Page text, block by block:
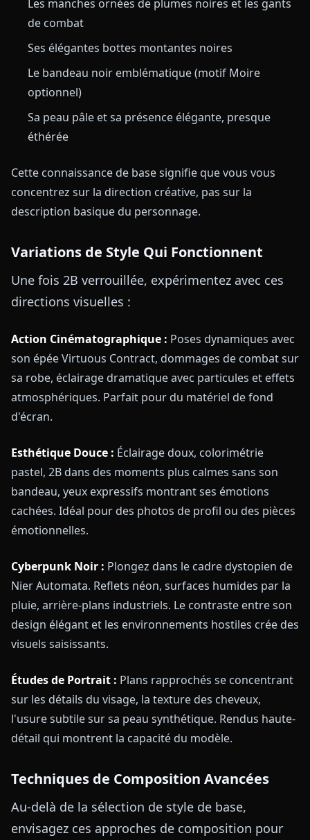
Les manches ornées de plumes noires et les gants
de combat
Ses élégantes bottes montantes noires
Le bandeau noir emblématique (motif Moire
optionnel)
Sa peau pâle et sa présence élégante, presque
éthérée
Cette connaissance de base signifie que vous vous
concentrez sur la direction créative, pas sur la
description basique du personnage.
Variations de Style Qui Fonctionnent
Une fois 2B verrouillée, expérimentez avec ces
directions visuelles :
Action Cinématographique : Poses dynamiques avec
son épée Virtuous Contract, dommages de combat sur
sa robe, éclairage dramatique avec particules et effets
atmosphériques. Parfait pour du matériel de fond
d'écran.
Esthétique Douce : Éclairage doux, colorimétrie
pastel, 2B dans des moments plus calmes sans son
bandeau, yeux expressifs montrant ses émotions
cachées. Idéal pour des photos de profil ou des pièces
émotionnelles.
Cyberpunk Noir : Plongez dans le cadre dystopien de
Nier Automata. Reflets néon, surfaces humides par la
pluie, arrière-plans industriels. Le contraste entre son
design élégant et les environnements hostiles crée des
visuels saisissants.
Études de Portrait : Plans rapprochés se concentrant
sur les détails du visage, la texture des cheveux,
l'usure subtile sur sa peau synthétique. Rendus haute-
détail qui montrent la capacité du modèle.
Techniques de Composition Avancées
Au-delà de la sélection de style de base,
envisagez ces approches de composition pour